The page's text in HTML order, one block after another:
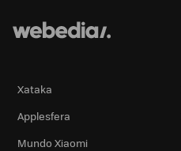
Xataka
Applesfera
Mundo Xiaomi